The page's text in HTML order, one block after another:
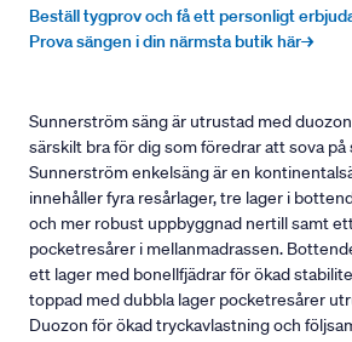
Beställ tygprov och få ett personligt
Prova sängen i din närmsta butik här→
Sunnerström säng är utrustad med
särskilt bra för dig som föredrar att sova på
Sunnerström enkelsäng är en
innehåller fyra resårlager, tre lager i
och mer robust uppbyggnad nertill samt
pocketresårer i mellanmadrassen.
ett lager med bonellfjädrar för ökad
toppad med dubbla lager pocketresårer
Duozon för ökad tryckavlastning och